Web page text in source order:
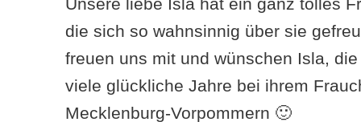
die sich so wahnsinnig über sie
freuen uns mit und wünschen Isla,
viele glückliche Jahre bei ihrem
Mecklenburg-Vorpommern 🙂